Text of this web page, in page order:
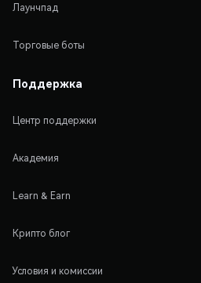
Лаунчпад
Торговые боты
Поддержка
Центр поддержки
Академия
Learn & Earn
Крипто блог
Условия и комиссии